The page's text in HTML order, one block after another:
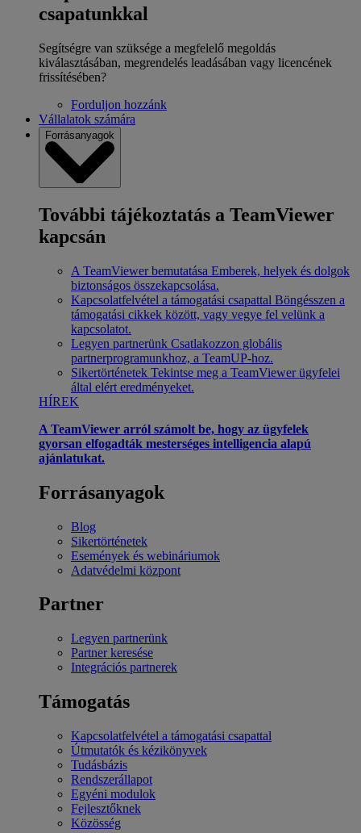
csapatunkkal
Segítségre van szüksége a megfelelő megoldás
kiválasztásában, megrendelés leadásában vagy licencének
frissítésében?
Forduljon hozzánk
Vállalatok számára
Forrásanyagok
További tájékoztatás a TeamViewer
kapcsán
A TeamViewer bemutatása Emberek, helyek és dolgok
biztonságos összekapcsolása.
Kapcsolatfelvétel a támogatási csapattal Böngésszen a
támogatási cikkek között, vagy vegye fel velünk a
kapcsolatot.
Legyen partnerünk Csatlakozzon globális
partnerprogramunkhoz, a TeamUP-hoz.
Sikertörténetek Tekintse meg a TeamViewer ügyfelei
által elért eredményeket.
HÍREK
A TeamViewer arról számolt be, hogy az ügyfelek
gyorsan elfogadták mesterséges intelligencia alapú
ajánlatukat.
Forrásanyagok
Blog
Sikertörténetek
Események és webináriumok
Adatvédelmi központ
Partner
Legyen partnerünk
Partner keresése
Integrációs partnerek
Támogatás
Kapcsolatfelvétel a támogatási csapattal
Útmutatók és kézikönyvek
Tudásbázis
Rendszerállapot
Egyéni modulok
Fejlesztőknek
Közösség